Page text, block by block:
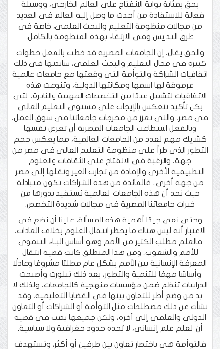
بحق بمثابة بوابة الانفتاح على العالم الخارجى، ووسيلة
فعالة للاستفادة من أحدث ما وصل إليه العالم فى العديد
من مجالات منظومة التعليم والبحث العلمى، خاصة فى
طرق التدريس وفى الارتقاء بهذه المنظومة بالكامل.
والحق يقال، إن الجامعات المصرية قد خطت بالفعل خطوات
كبيرة فى مجال التعليم والبحث العلمى، ساندتها فى ذلك
اتفاقيات الشراكة والتوأمة التى وقعتها مع جامعات عالمية
مرموقة لها اسمها ومكانتها الدولية، وتنوعت هذه
الاتفاقيات لتشمل عددًا من التخصصات المهمة والنادرة، التى
بكل تأكيد تنعكس بالإيجاب على مستوى التعليم العالى
فى مصر، والتى تعزز من مخرجات جامعاتنا فى سوق العمل،
وبالفعل استطاعت الجامعات المصرية أن تعرض نفسها
كشريك مهم لعدد من الجامعات العالمية، مما يعكس حجم
التطور الذى طرأ على منظومة التعليم العالى فى مصر من
جهة، والرغبة فى الانفتاح على الثقافات والعلوم
التطبيقية الأخرى والإفادة من تجارب الغير ونقلها إلى مصر
من جهة أخرى.. فالفائدة من هذه الشراكات تكون متبادلة
حيث نجد أن هذه الجامعات العالمية تستفيد بدورها من
خبرات جامعاتنا المصرية فى مجالات شديدة التخصص.
وحتى نعى جيدًا أهمية هذه المسألة، علينا أن نضع فى
الاعتبار أنه ليس هناك ما يحظر انتقال العلوم بخلاف العادات،
فالعلم مطلب الكثير من الأمم وهو أساس البناء التنموى
للأمم والشعوب، ومن هذا المنطلق كانت قضية انتقال
المعرفة الإنسانية بين الأمم بشكل عام مطلبًا مشروعًا وعادلًا
وأساسًا مهمًا للتنمية والتطور، بعد ذلك تبلورت وأصبحت
الدراسات تنظم ضمن مؤسسات منهجية كالجامعات، ولذلك لا
بد من وضع أطر للتعاون بينها فى القضايا التعليمية، وقد
نشأت عن ذلك مصطلحات مثل التوأمة أو الشراكات أو التعاون
الدولى والعلمى إلى آخره، ولكن جميعها يصب فى قضية
أن العلم علم إنسانى، لا يُحده حدود جغرافية ولا سياسية.
فالتوأمة هى باختصار تعاون بين طرفين أو أكثر، وتستهدف